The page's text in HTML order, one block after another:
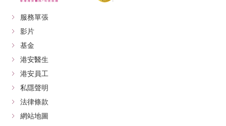
服務單張
影片
基金
港安醫生
港安員工
私隱聲明
法律條款
網站地圖